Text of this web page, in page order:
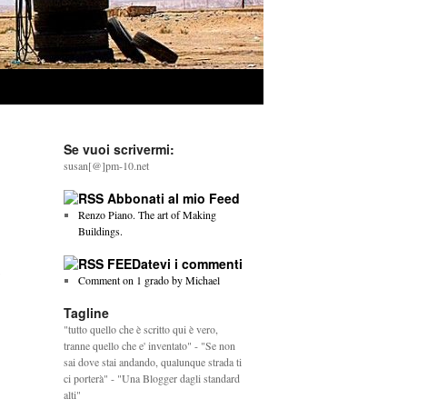
Se vuoi scrivermi:
susan[@]pm-10.net
Abbonati al mio Feed
Renzo Piano. The art of Making
Buildings.
FEEDatevi i commenti
Comment on 1 grado by Michael
Tagline
"tutto quello che è scritto qui è vero,
tranne quello che e' inventato" - "Se non
sai dove stai andando, qualunque strada ti
ci porterà" - "Una Blogger dagli standard
alti"